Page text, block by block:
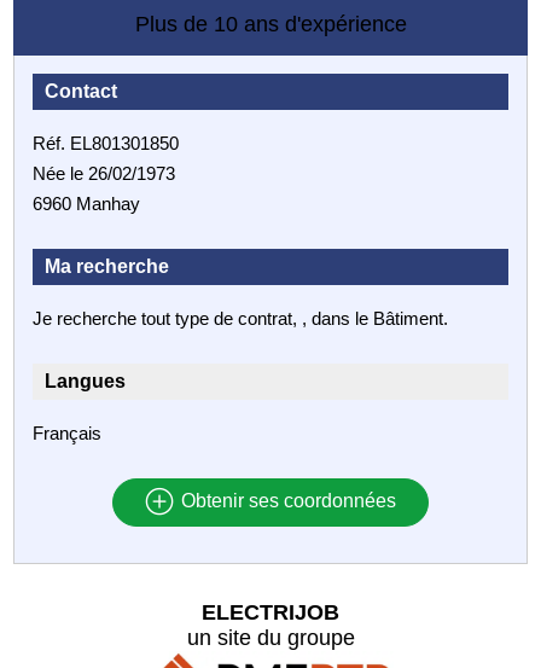
Plus de 10 ans d'expérience
Contact
Réf. EL801301850
Née le 26/02/1973
6960 Manhay
Ma recherche
Je recherche tout type de contrat, , dans le Bâtiment.
Langues
Français
Obtenir ses coordonnées
ELECTRIJOB
un site du groupe